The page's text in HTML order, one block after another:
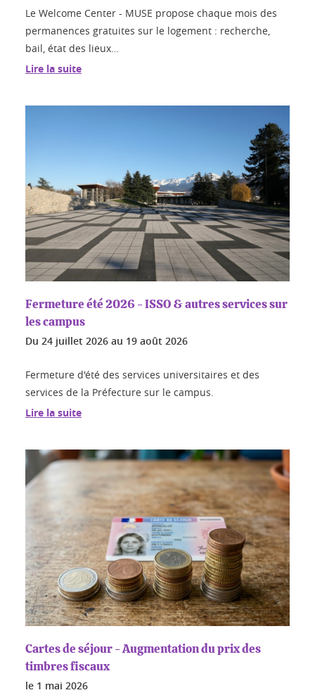
Le Welcome Center - MUSE propose chaque mois des
permanences gratuites sur le logement : recherche,
bail, état des lieux…
Lire la suite
Fermeture été 2026 - ISSO & autres services sur
les campus
Du 24 juillet 2026 au 19 août 2026
Fermeture d'été des services universitaires et des
services de la Préfecture sur le campus.
Lire la suite
Cartes de séjour - Augmentation du prix des
timbres fiscaux
le 1 mai 2026